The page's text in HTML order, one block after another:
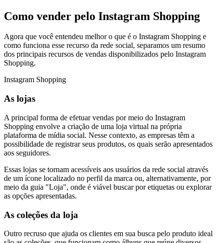
Como vender pelo Instagram Shopping
Agora que você entendeu melhor o que é o Instagram Shopping e
como funciona esse recurso da rede social, separamos um resumo
dos principais recursos de vendas disponibilizados pelo Instagram
Shopping.
Instagram Shopping
As lojas
A principal forma de efetuar vendas por meio do Instagram
Shopping envolve a criação de uma loja virtual na própria
plataforma de mídia social. Nesse contexto, as empresas têm a
possibilidade de registrar seus produtos, os quais serão apresentados
aos seguidores.
Essas lojas se tornam acessíveis aos usuários da rede social através
de um ícone localizado no perfil da marca ou, alternativamente, por
meio da guia "Loja", onde é viável buscar por etiquetas ou explorar
as opções apresentadas.
As coleções da loja
Outro recruso que ajuda os clientes em sua busca pelo produto ideal